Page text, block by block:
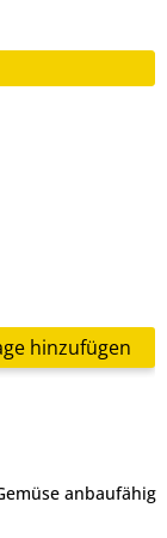
hinzufügen
anbaufähig